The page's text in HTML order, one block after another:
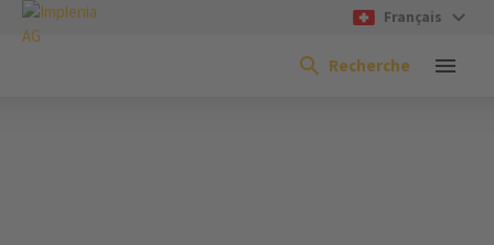
Français
Recherche